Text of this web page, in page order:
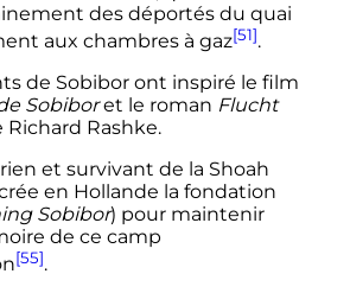
des déportés du quai
aux chambres à gaz[51].
de Sobibor ont inspiré le film
Sobiboret le roman Flucht
Rashke.
et survivant de la Shoah
en Hollande la fondation
Sobibor) pour maintenir
de ce camp
[55].